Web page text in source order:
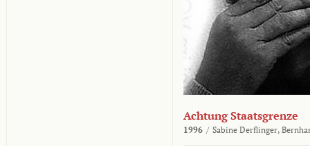
Achtung Staatsgrenze
1996 / Sabine Derflinger,